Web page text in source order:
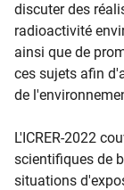
discuter des
radioactivité
ainsi que de
ces sujets afin
de
L'ICRER-2022
scientifiques de
situations